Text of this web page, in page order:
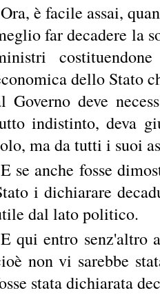
Ora, è facile assai,
far decadere la
dello Stato
Governo deve
indistinto, deva
ma da tutti i suoi
E se anche fosse
i dichiarare
dal lato politico.
E qui entro senz'altro
non vi sarebbe
stata dichiarata